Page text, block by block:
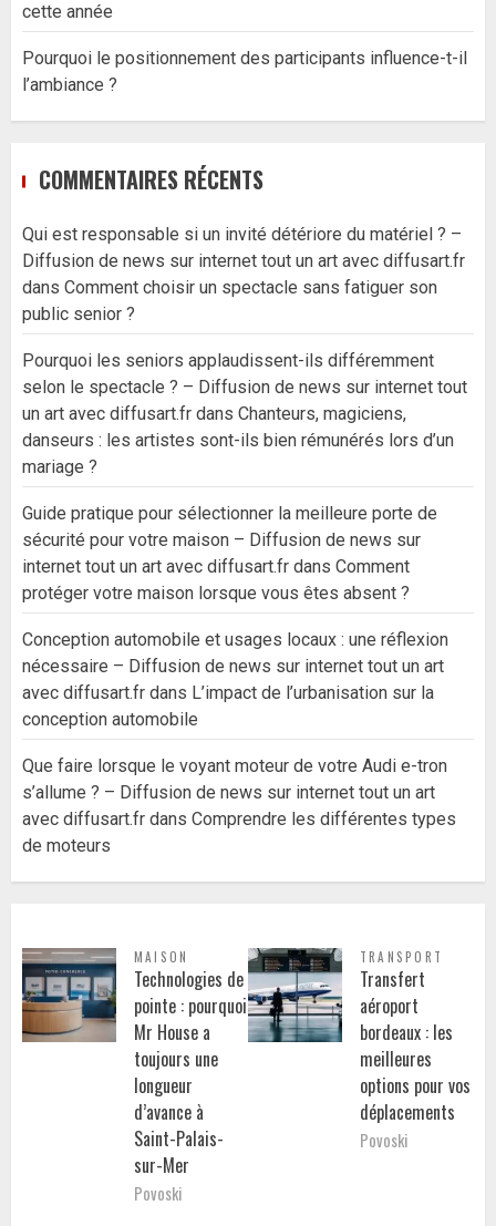
cette année
Pourquoi le positionnement des participants influence-t-il
l’ambiance ?
COMMENTAIRES RÉCENTS
Qui est responsable si un invité détériore du matériel ? –
Diffusion de news sur internet tout un art avec diffusart.fr
dans Comment choisir un spectacle sans fatiguer son
public senior ?
Pourquoi les seniors applaudissent-ils différemment
selon le spectacle ? – Diffusion de news sur internet tout
un art avec diffusart.fr dans Chanteurs, magiciens,
danseurs : les artistes sont-ils bien rémunérés lors d’un
mariage ?
Guide pratique pour sélectionner la meilleure porte de
sécurité pour votre maison – Diffusion de news sur
internet tout un art avec diffusart.fr dans Comment
protéger votre maison lorsque vous êtes absent ?
Conception automobile et usages locaux : une réflexion
nécessaire – Diffusion de news sur internet tout un art
avec diffusart.fr dans L’impact de l’urbanisation sur la
conception automobile
Que faire lorsque le voyant moteur de votre Audi e-tron
s’allume ? – Diffusion de news sur internet tout un art
avec diffusart.fr dans Comprendre les différentes types
de moteurs
MAISON
Technologies de
pointe : pourquoi
Mr House a
toujours une
longueur
d’avance à
Saint-Palais-
sur-Mer
Povoski
TRANSPORT
Transfert
aéroport
bordeaux : les
meilleures
options pour vos
déplacements
Povoski